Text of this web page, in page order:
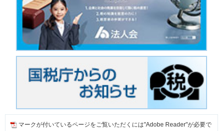
マークが付いているページをご覧いただくには"Adobe Reader"が必要で